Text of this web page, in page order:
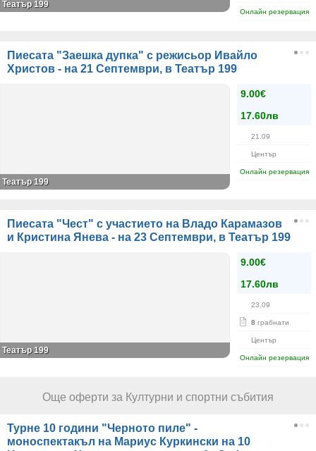
Онлайн резервация
Театър 199
Пиесата "Заешка дупка" с режисьор Ивайло
Христов - на 21 Септември, в Театър 199
9.00€
17.60лв
21.09
Център
Онлайн резервация
Театър 199
Пиесата "Чест" с участието на Владо Карамазов
и Кристина Янева - на 23 Септември, в Театър 199
9.00€
17.60лв
23.09
8 грабнати
Център
Онлайн резервация
Театър 199
Още оферти за Културни и спортни събития
Турне 10 години "Черното пиле" -
моноспектакъл на Мариус Куркински на 10